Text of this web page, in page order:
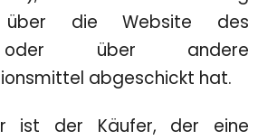
über die Website des
oder über andere
abgeschickt hat.
ist der Käufer, der eine